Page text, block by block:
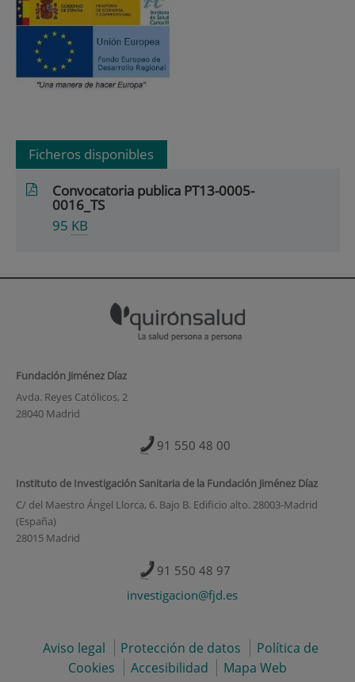
Ficheros disponibles
Convocatoria publica PT13-0005-
0016_TS
95 KB
Fundación Jiménez Díaz
Avda. Reyes Católicos, 2
28040 Madrid
91 550 48 00
Instituto de Investigación Sanitaria de la Fundación Jiménez Díaz
C/ del Maestro Ángel Llorca, 6. Bajo B. Edificio alto. 28003-Madrid
(España)
28015 Madrid
91 550 48 97
investigacion@fjd.es
Aviso legal Protección de datos
Política de
Cookies
Accesibilidad Mapa Web